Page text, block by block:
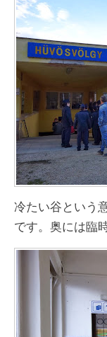
冷たい谷という
です。奥には臨